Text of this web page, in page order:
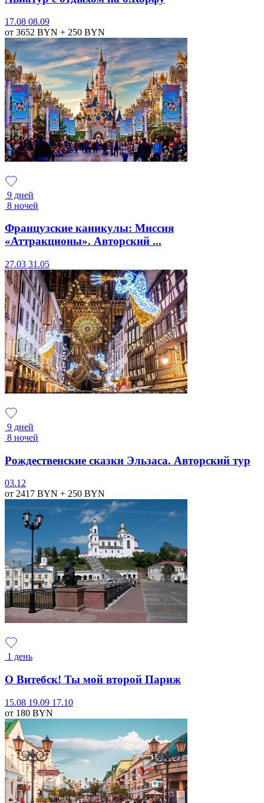
17.08 08.09
от 3652 BYN + 250 BYN
9 дней
8 ночей
Французские каникулы: Миссия
«Аттракционы». Авторский ...
27.03 31.05
9 дней
8 ночей
Рождественские сказки Эльзаса. Авторский тур
03.12
от 2417 BYN + 250 BYN
1 день
О Витебск! Ты мой второй Париж
15.08 19.09 17.10
от 180 BYN